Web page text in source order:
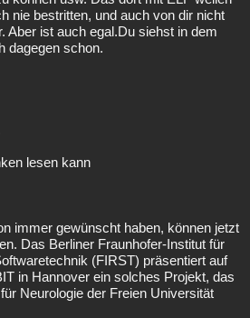
nie bestritten, und auch von dir nicht
Aber ist auch egal.Du siehst in dem
dagegen schon.
lesen kann
immer gewünscht haben, können jetzt
Das Berliner Fraunhofer-Institut für
(FIRST) präsentiert auf
in Hannover ein solches Projekt, das
Neurologie der Freien Universität